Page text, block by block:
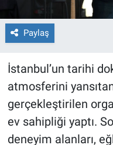
Paylaş
İstanbul’un tarihi
atmosferini
gerçekleştirilen
ev sahipliği yaptı.
deneyim alanları,